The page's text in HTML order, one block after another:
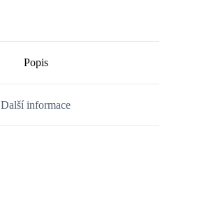
Popis
Další informace